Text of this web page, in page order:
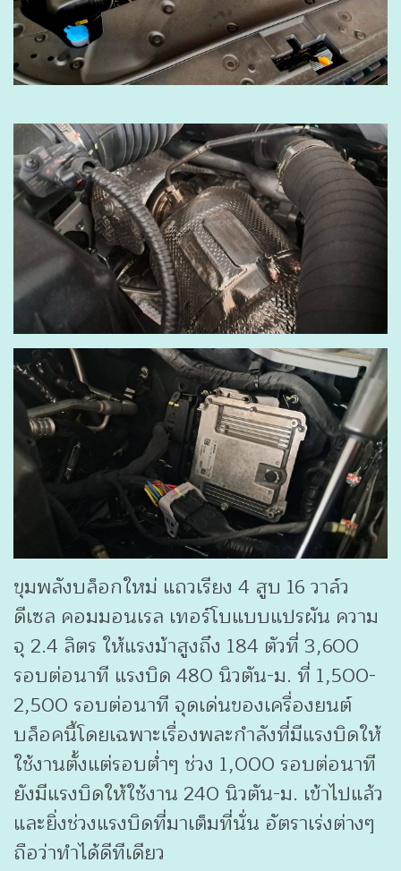
ขุมพลังบล็อกใหม่ แถวเรียง 4 สูบ 16 วาล์ว
ดีเซล คอมมอนเรล เทอร์โบแบบแปรผัน ความ
จุ 2.4 ลิตร ให้แรงม้าสูงถึง 184 ตัวที่ 3,600
รอบต่อนาที แรงบิด 480 นิวตัน-ม. ที่ 1,500-
2,500 รอบต่อนาที จุดเด่นของเครื่องยนต์
บล็อคนี้โดยเฉพาะเรื่องพละกำลังที่มีแรงบิดให้
ใช้งานตั้งแต่รอบต่ำๆ ช่วง 1,000 รอบต่อนาที
ยังมีแรงบิดให้ใช้งาน 240 นิวตัน-ม. เข้าไปแล้ว
และยิ่งช่วงแรงบิดที่มาเต็มที่นั่น อัตราเร่งต่างๆ
ถือว่าทำได้ดีทีเดียว